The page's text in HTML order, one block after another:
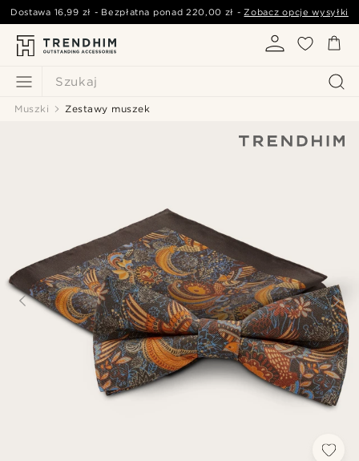
Szukaj
Dostawa 16,99 zł - Bezpłatna ponad220,00 zł -Zobacz opcje wysyłki
Muszki Zestawy muszek